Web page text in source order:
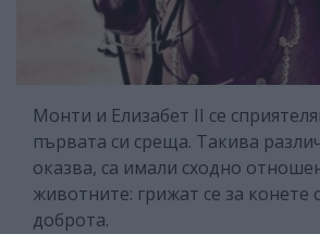
Монти и Елизабет ІІ се
първата си среща. Такива
оказва, са имали сходно
животните: грижат се за конете
доброта.